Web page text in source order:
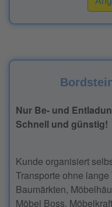
Nur Be- und
Schnell und günstig!
Kunde organisiert
Transporte ohne
Baumärkten,
Möbel Boss,